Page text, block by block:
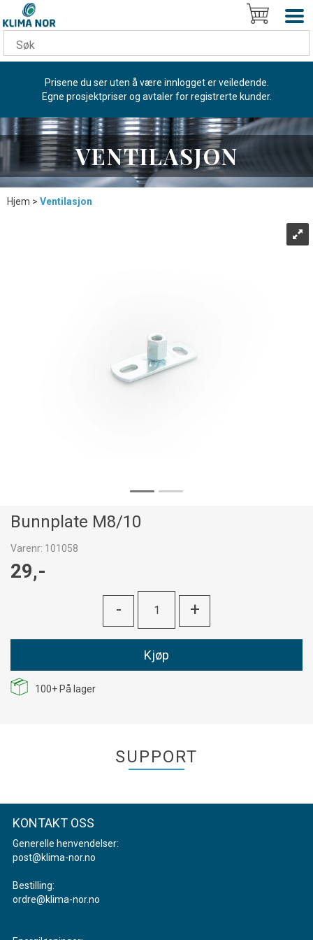
Prisene du ser uten å være innlogget er veiledende.
Egne prosjektpriser og avtaler for registrerte kunder.
VENTILASJON
Hjem>Ventilasjon
Bunnplate M8/10
Varenr: 101058
29,-
- +
Kjøp
100+ På lager
SUPPORT
KONTAKT OSS
Generelle henvendelser:
post@klima-nor.no
Bestilling:
ordre@klima-nor.no